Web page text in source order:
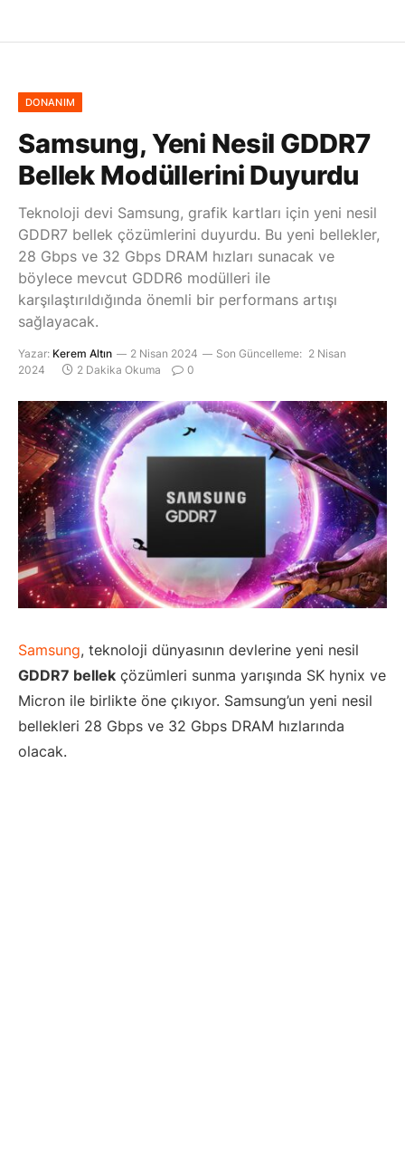
DONANIM
Samsung, Yeni Nesil GDDR7
Bellek Modüllerini Duyurdu
Teknoloji devi Samsung, grafik kartları için yeni nesil
GDDR7 bellek çözümlerini duyurdu. Bu yeni bellekler,
28 Gbps ve 32 Gbps DRAM hızları sunacak ve
böylece mevcut GDDR6 modülleri ile
karşılaştırıldığında önemli bir performans artışı
sağlayacak.
Yazar: Kerem Altın 2 Nisan 2024 Son Güncelleme: 2 Nisan
2024
2 Dakika Okuma 0
Samsung, teknoloji dünyasının devlerine yeni nesil
GDDR7 bellek çözümleri sunma yarışında SK hynix ve
Micron ile birlikte öne çıkıyor. Samsung’un yeni nesil
bellekleri 28 Gbps ve 32 Gbps DRAM hızlarında
olacak.